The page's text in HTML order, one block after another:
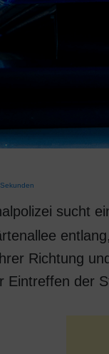
sucht
Richtung
Eintreffen der